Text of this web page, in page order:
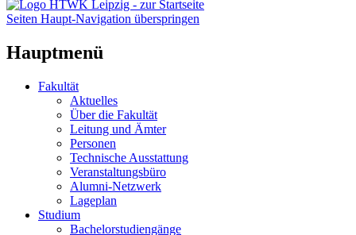
Seiten Haupt-Navigation überspringen
Hauptmenü
Fakultät
Aktuelles
Über die Fakultät
Leitung und Ämter
Personen
Technische Ausstattung
Veranstaltungsbüro
Alumni-Netzwerk
Lageplan
Studium
Bachelorstudiengänge